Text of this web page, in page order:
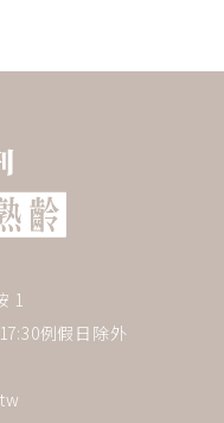
1
例假日除外